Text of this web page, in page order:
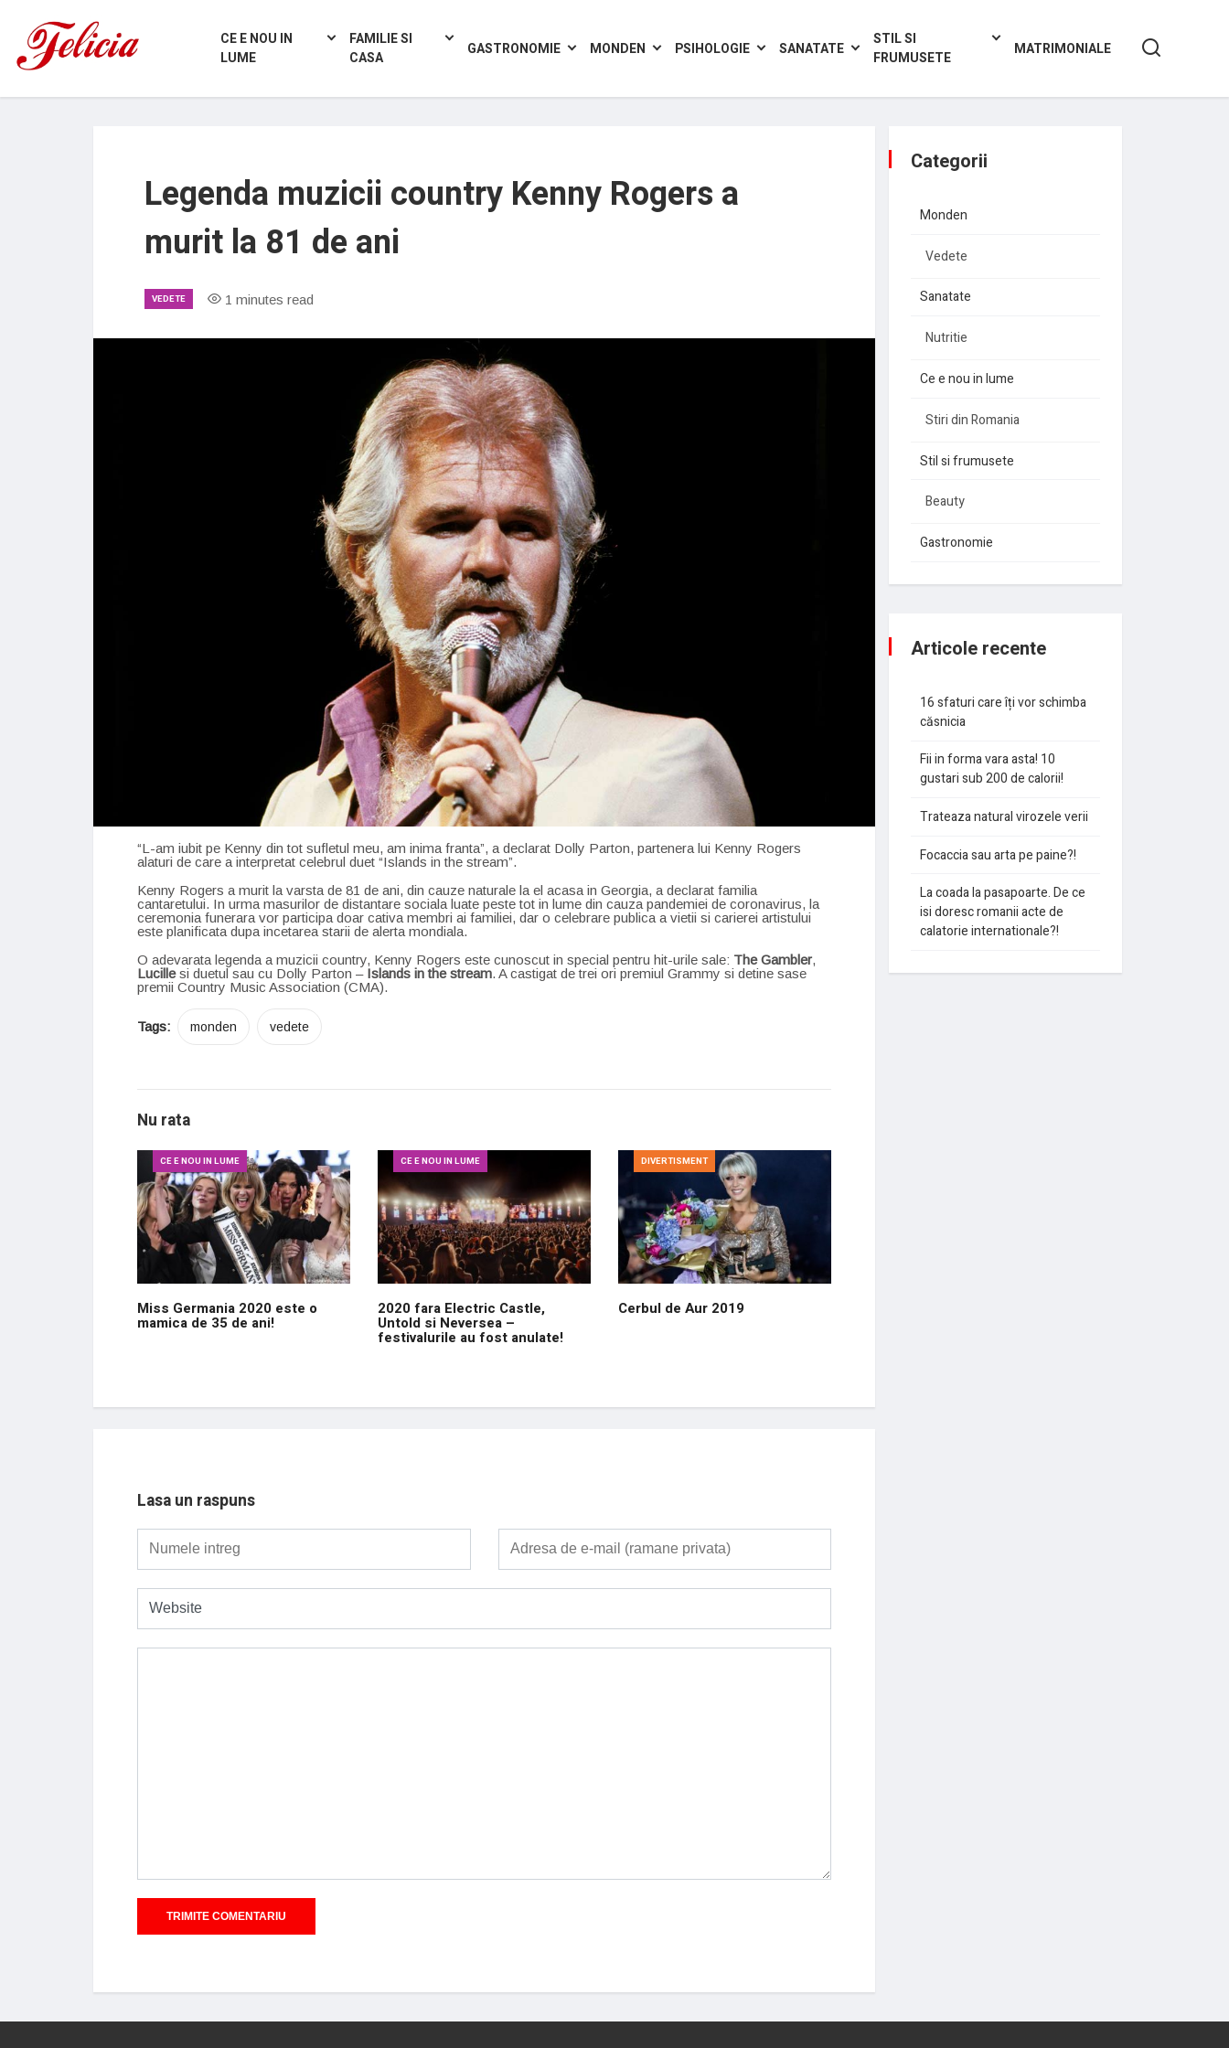
CE E NOU IN
LUME
FAMILIE SI
CASA
GASTRONOMIE MONDEN PSIHOLOGIE SANATATE
STIL SI
FRUMUSETE
MATRIMONIALE
Legenda muzicii country Kenny Rogers a
murit la 81 de ani
VEDETE 1 minutes read
“L-am iubit pe Kenny din tot sufletul meu, am inima franta”, a declarat Dolly Parton, partenera lui Kenny Rogers
alaturi de care a interpretat celebrul duet “Islands in the stream”.
Kenny Rogers a murit la varsta de 81 de ani, din cauze naturale la el acasa in Georgia, a declarat familia
cantaretului. In urma masurilor de distantare sociala luate peste tot in lume din cauza pandemiei de coronavirus, la
ceremonia funerara vor participa doar cativa membri ai familiei, dar o celebrare publica a vietii si carierei artistului
este planificata dupa incetarea starii de alerta mondiala.
O adevarata legenda a muzicii country, Kenny Rogers este cunoscut in special pentru hit-urile sale: The Gambler,
Lucillesi duetul sau cu Dolly Parton – Islands in the stream. A castigat de trei ori premiul Grammy si detine sase
premii Country Music Association (CMA).
Tags: monden vedete
Nu rata
CE E NOU IN LUME
Miss Germania 2020 este o
mamica de 35 de ani!
CE E NOU IN LUME
2020 fara Electric Castle,
Untold si Neversea –
festivalurile au fost anulate!
DIVERTISMENT
Cerbul de Aur 2019
Lasa un raspuns
Categorii
Monden
Vedete
Sanatate
Nutritie
Ce e nou in lume
Stiri din Romania
Stil si frumusete
Beauty
Gastronomie
Articole recente
16 sfaturi care îți vor schimba
căsnicia
Fii in forma vara asta! 10
gustari sub 200 de calorii!
Trateaza natural virozele verii
Focaccia sau arta pe paine?!
La coada la pasapoarte. De ce
isi doresc romanii acte de
calatorie internationale?!